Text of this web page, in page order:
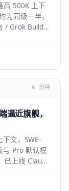
高 500K 上下
同级一半，
/ Grok Build /
6 分钟
近旗舰，
文，SWE-
与 Pro 默认模
上线 Claude